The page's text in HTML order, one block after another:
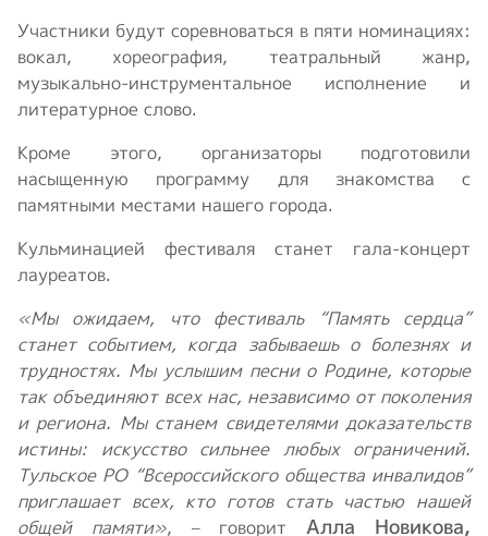
Участники будут соревноваться в пяти номинациях:
вокал, хореография, театральный жанр,
музыкально-инструментальное исполнение и
литературное слово.
Кроме этого, организаторы подготовили
насыщенную программу для знакомства с
памятными местами нашего города.
Кульминацией фестиваля станет гала-концерт
лауреатов.
«Мы ожидаем, что фестиваль “Память сердца”
станет событием, когда забываешь о болезнях и
трудностях. Мы услышим песни о Родине, которые
так объединяют всех нас, независимо от поколения
и региона. Мы станем свидетелями доказательств
истины: искусство сильнее любых ограничений.
Тульское РО “Всероссийского общества инвалидов”
приглашает всех, кто готов стать частью нашей
общей памяти», – говоритАлла Новикова,